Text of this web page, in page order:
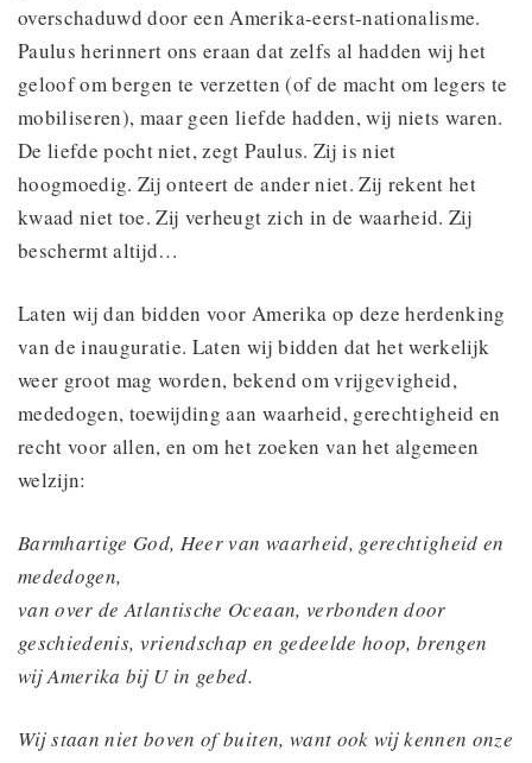
overschaduwd door een Amerika-eerst-nationalisme.
Paulus herinnert ons eraan dat zelfs al hadden wij het
geloof om bergen te verzetten (of de macht om legers te
mobiliseren), maar geen liefde hadden, wij niets waren.
De liefde pocht niet, zegt Paulus. Zij is niet
hoogmoedig. Zij onteert de ander niet. Zij rekent het
kwaad niet toe. Zij verheugt zich in de waarheid. Zij
beschermt altijd…
Laten wij dan bidden voor Amerika op deze herdenking
van de inauguratie. Laten wij bidden dat het werkelijk
weer groot mag worden, bekend om vrijgevigheid,
mededogen, toewijding aan waarheid, gerechtigheid en
recht voor allen, en om het zoeken van het algemeen
welzijn:
Barmhartige God, Heer van waarheid, gerechtigheid en
mededogen,
van over de Atlantische Oceaan, verbonden door
geschiedenis, vriendschap en gedeelde hoop, brengen
wij Amerika bij U in gebed.
Wij staan niet boven of buiten, want ook wij kennen onze